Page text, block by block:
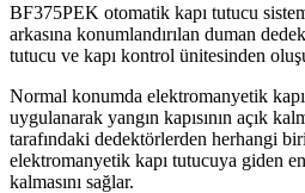
BF375PEK otomatik kapı tutucu
arkasına konumlandırılan duman
tutucu ve kapı kontrol ünitesinden
Normal konumda elektromanyetik
uygulanarak yangın kapısının açık
tarafındaki dedektörlerden herhangi
elektromanyetik kapı tutucuya giden
kalmasını sağlar.